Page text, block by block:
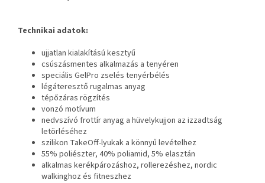
Technikai adatok:
ujjatlan kialakítású kesztyű
csúszásmentes alkalmazás a tenyéren
speciális GelPro zselés tenyérbélés
légáteresztő rugalmas anyag
tépőzáras rögzítés
vonzó motívum
nedvszívó frottír anyag a hüvelykujjon az izzadtság
letörléséhez
szilikon TakeOff-lyukak a könnyű levételhez
55% poliészter, 40% poliamid, 5% elasztán
alkalmas kerékpározáshoz, rollerezéshez, nordic
walkinghoz és fitneszhez